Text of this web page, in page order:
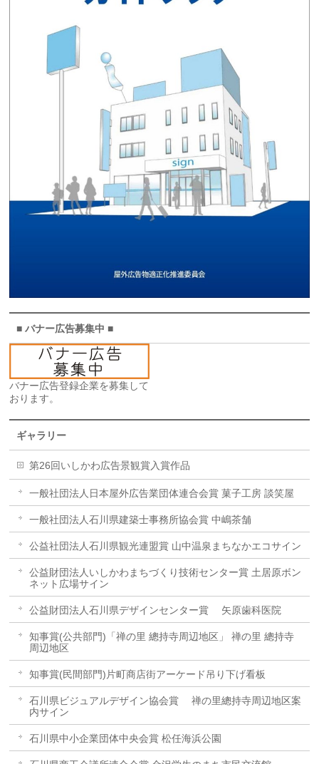
■ バナー広告募集中 ■
バナー広告登録企業を募集して
おります。
ギャラリー
第26回いしかわ広告景観賞入賞作品
一般社団法人日本屋外広告業団体連合会賞 菓子工房 談笑屋
一般社団法人石川県建築士事務所協会賞 中嶋茶舗
公益社団法人石川県観光連盟賞 山中温泉まちなかエコサイン
公益財団法人いしかわまちづくり技術センター賞 土居原ボン
ネット広場サイン
公益財団法人石川県デザインセンター賞 矢原歯科医院
知事賞(公共部門)「禅の里 總持寺周辺地区」 禅の里 總持寺
周辺地区
知事賞(民間部門)片町商店街アーケード吊り下げ看板
石川県ビジュアルデザイン協会賞 禅の里總持寺周辺地区案
内サイン
石川県中小企業団体中央会賞 松任海浜公園